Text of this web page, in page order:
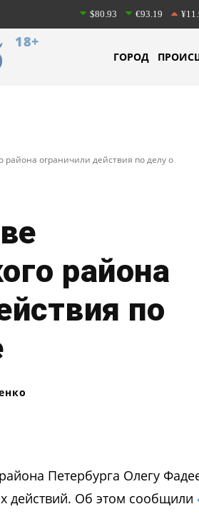
$80.93 €93.19
18+
ГОРОД
района ограничили действия по делу о
района
по
Петербурга Олегу
действий. Об этом сообщили